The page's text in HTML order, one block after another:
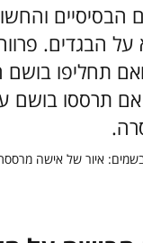
הבסיסיים
על הבגדים.
תחליפו
תרססו בושם